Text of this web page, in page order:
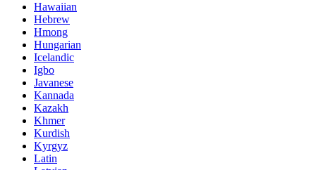
Hawaiian
Hebrew
Hmong
Hungarian
Icelandic
Igbo
Javanese
Kannada
Kazakh
Khmer
Kurdish
Kyrgyz
Latin